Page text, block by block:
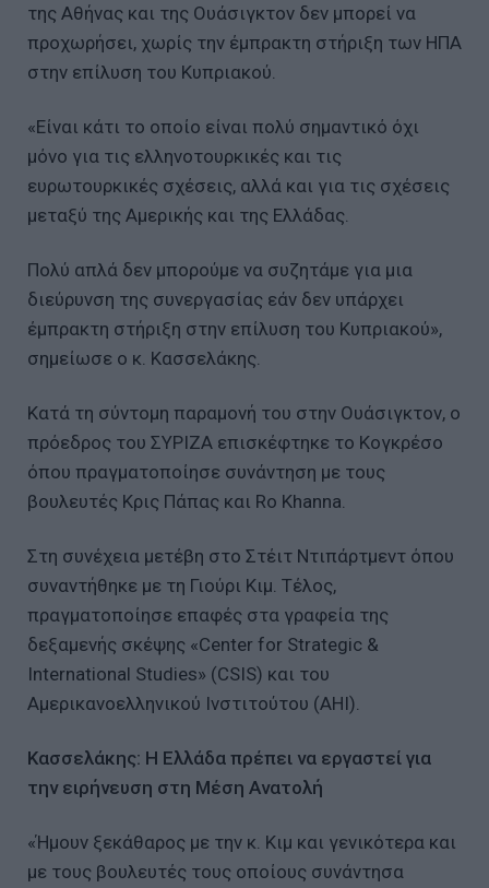
της Αθήνας και της Ουάσιγκτον δεν μπορεί να
προχωρήσει, χωρίς την έμπρακτη στήριξη των ΗΠΑ
στην επίλυση του Κυπριακού.
«Είναι κάτι το οποίο είναι πολύ σημαντικό όχι
μόνο για τις ελληνοτουρκικές και τις
ευρωτουρκικές σχέσεις, αλλά και για τις σχέσεις
μεταξύ της Αμερικής και της Ελλάδας.
Πολύ απλά δεν μπορούμε να συζητάμε για μια
διεύρυνση της συνεργασίας εάν δεν υπάρχει
έμπρακτη στήριξη στην επίλυση του Κυπριακού»,
σημείωσε ο κ. Κασσελάκης.
Κατά τη σύντομη παραμονή του στην Ουάσιγκτον, ο
πρόεδρος του ΣΥΡΙΖΑ επισκέφτηκε το Κογκρέσο
όπου πραγματοποίησε συνάντηση με τους
βουλευτές Κρις Πάπας και Ro Khanna.
Στη συνέχεια μετέβη στο Στέιτ Ντιπάρτμεντ όπου
συναντήθηκε με τη Γιούρι Κιμ. Τέλος,
πραγματοποίησε επαφές στα γραφεία της
δεξαμενής σκέψης «Center for Strategic &
International Studies» (CSIS) και του
Αμερικανοελληνικού Ινστιτούτου (AHI).
Κασσελάκης: Η Ελλάδα πρέπει να εργαστεί για
την ειρήνευση στη Μέση Ανατολή
«Ήμουν ξεκάθαρος με την κ. Κιμ και γενικότερα και
με τους βουλευτές τους οποίους συνάντησα